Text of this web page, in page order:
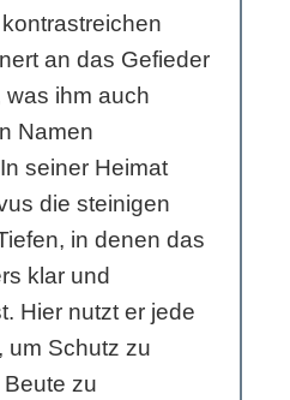
an das Gefieder
ihm auch
Namen
seiner Heimat
die steinigen
in denen das
klar und
Hier nutzt er jede
um Schutz zu
zu